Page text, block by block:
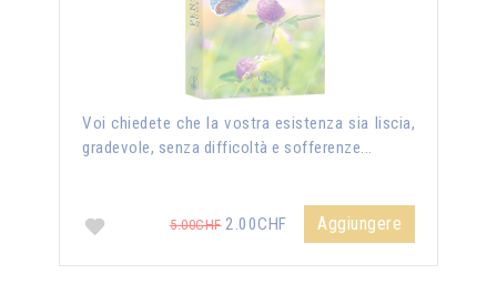
Voi chiedete che la vostra esistenza sia liscia,
gradevole, senza difficoltà e sofferenze...
5.00CHF2.00CHF Aggiungere